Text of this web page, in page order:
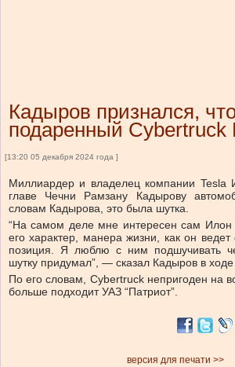
Кадыров признался,
подаренный Cybertruck
[13:20 05 декабря 2024 года ]
Миллиардер и владелец компании Tesla
главе Чечни Рамзану Кадырову
словам Кадырова, это была шутка.
“На самом деле мне интересен сам
его характер, манера жизни, как он
позиция. Я люблю с ним подшучивать
шутку придумал”, — сказал Кадыров в
По его словам, Cybertruck непригоден на
больше подходит УАЗ “Патриот”.
версия для печати >>